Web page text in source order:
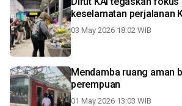
keselamatan perjalanan
03 May 2026 18:02 WIB
Mendamba ruang aman
perempuan
01 May 2026 13:03 WIB